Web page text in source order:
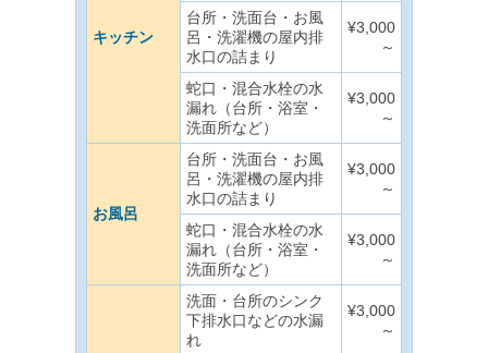
キッチン
台所・洗面台・お風
呂・洗濯機の屋内排
水口の詰まり
¥3,000
～
蛇口・混合水栓の水
漏れ（台所・浴室・
洗面所など）
¥3,000
～
お風呂
台所・洗面台・お風
呂・洗濯機の屋内排
水口の詰まり
¥3,000
～
蛇口・混合水栓の水
漏れ（台所・浴室・
洗面所など）
¥3,000
～
洗面・台所のシンク
下排水口などの水漏
れ
¥3,000
～